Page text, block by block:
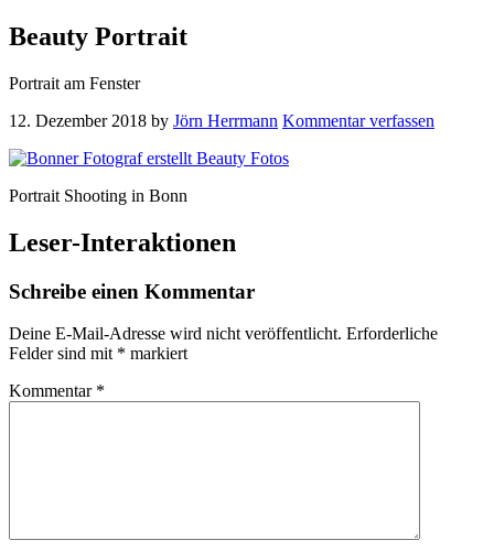
Beauty Portrait
Portrait am Fenster
12. Dezember 2018 by Jörn Herrmann Kommentar verfassen
Portrait Shooting in Bonn
Leser-Interaktionen
Schreibe einen Kommentar
Deine E-Mail-Adresse wird nicht veröffentlicht. Erforderliche
Felder sind mit * markiert
Kommentar *